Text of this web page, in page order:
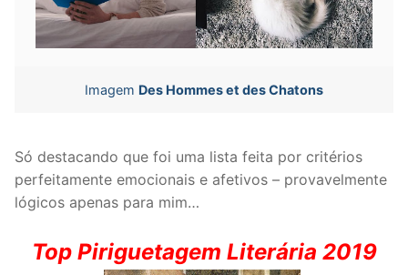
Imagem Des Hommes et des Chatons
Só destacando que foi uma lista feita por critérios
perfeitamente emocionais e afetivos – provavelmente
lógicos apenas para mim…
Top Piriguetagem Literária 2019